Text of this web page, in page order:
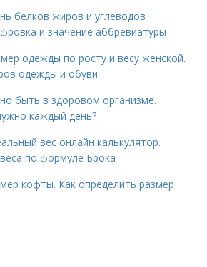
белков жиров и углеводов
и значение аббревиатуры
одежды по росту и весу женской.
одежды и обуви
быть в здоровом организме.
каждый день?
вес онлайн калькулятор.
по формуле Брока
кофты. Как определить размер